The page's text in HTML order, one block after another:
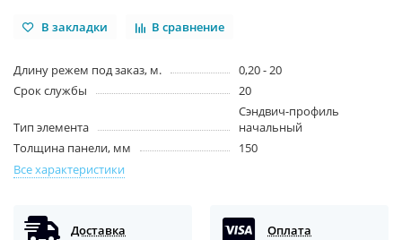
В закладки В сравнение
Длину режем под заказ, м.
0,20 - 20
Срок службы
20
Тип элемента
Сэндвич-профиль
начальный
Толщина панели, мм
150
Все характеристики
Доставка Оплата